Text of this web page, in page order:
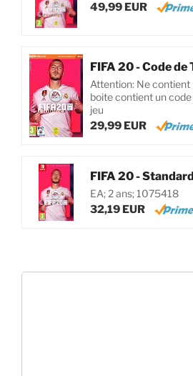
49,99 EUR
Attention: Ne contient
boite contient un
jeu
29,99 EUR
FIFA 20 -
EA; 2 ans; 1075418
32,19 EUR